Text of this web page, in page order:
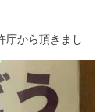
庁から頂きまし